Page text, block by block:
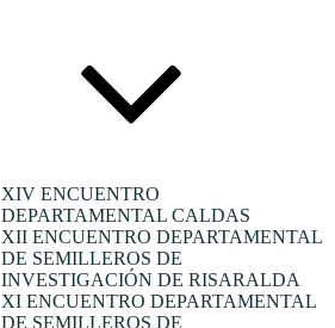
XIV ENCUENTRO
DEPARTAMENTAL CALDAS
XII ENCUENTRO DEPARTAMENTAL
DE SEMILLEROS DE
INVESTIGACIÓN DE RISARALDA
XI ENCUENTRO DEPARTAMENTAL
DE SEMILLEROS DE